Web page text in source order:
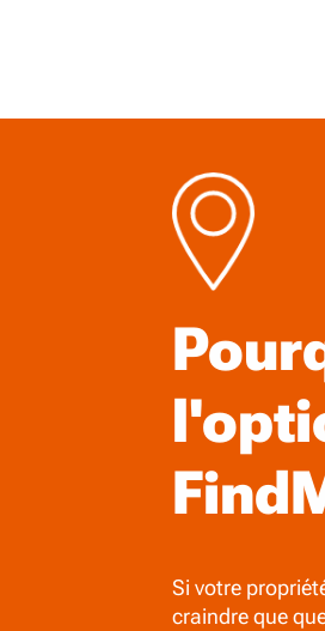
Si votre
craindre que